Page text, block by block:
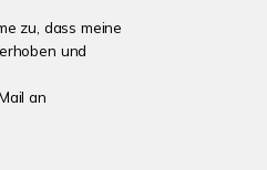
zu, dass meine
und
an